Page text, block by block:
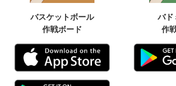
バスケットボール
作戦ボード
バド
作